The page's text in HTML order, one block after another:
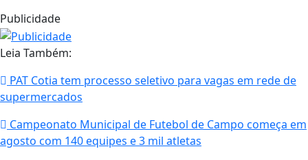
Publicidade
Leia Também:
PAT Cotia tem processo seletivo para vagas em rede de
supermercados
Campeonato Municipal de Futebol de Campo começa em
agosto com 140 equipes e 3 mil atletas